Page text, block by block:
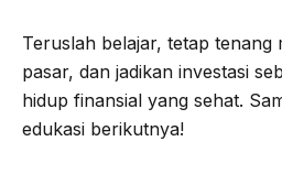
Teruslah belajar, tetap tenang
pasar, dan jadikan investasi
hidup finansial yang sehat.
edukasi berikutnya!